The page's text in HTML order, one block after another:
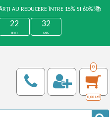
AU REDUCERE ÎNTRE 15% ȘI 60%!📚
22
min
31
sec
0
0,00 Lei